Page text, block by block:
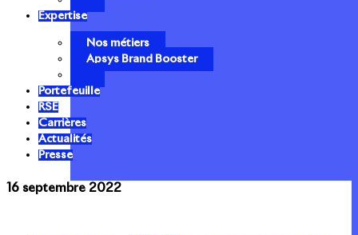
Expertise
Nos métiers
Apsys Brand Booster
Portefeuille
RSE
Carrières
Actualités
Presse
16 septembre 2022